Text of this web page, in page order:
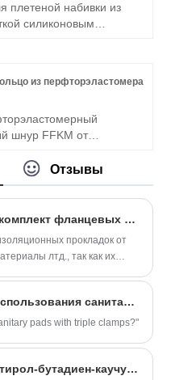
плетеной набивки из
силиконовым
из перфторэластомера
шнур FFKM от
с нами для
с уплотнительным
FFKM
Отзывы
Как правильно установить комплект фланцевых изоляционных прокладок?
прокладок от
лтд., так как их
Какие есть преимущества использования санитарных прокладок с тройным зажимом?
pads with triple clamps?"
Какова стоимость листов стирол-бутадиен-каучука на рынке?